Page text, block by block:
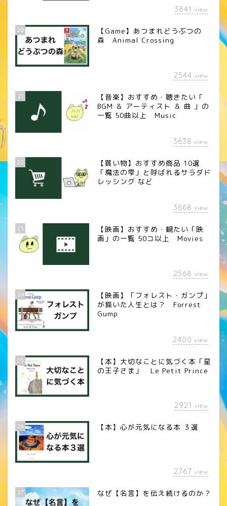
3841 view
20
【Game】あつまれどうぶつの
森 Animal Crossing
2544 view
21
【音楽】おすすめ・聴きたい「
BGM ＆ アーティスト ＆ 曲 」の
一覧 50曲以上 Music
3638 view
22
【買い物】おすすめ商品 10選
「魔法の雫」と呼ばれるサラダド
レッシング など
3668 view
23
【映画】おすすめ・観たい「映
画」の一覧 50コ以上 Movies
2568 view
24
【映画】「フォレスト・ガンプ」
が描いた人生とは？ Forrest
Gump
2400 view
25
【本】大切なことに気づく本「星
の王子さま」 Le Petit Prince
2921 view
26 【本】心が元気になる本 ３選
2767 view
27 なぜ【名言】を伝え続けるのか？